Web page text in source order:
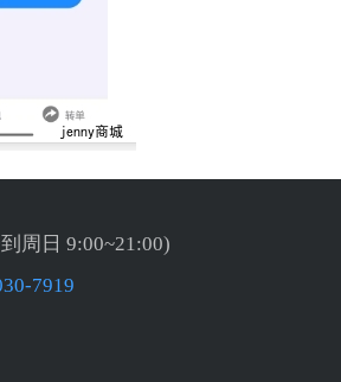
周日 9:00~21:00)
7919